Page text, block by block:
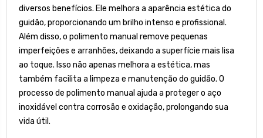
diversos benefícios. Ele melhora a aparência estética do
guidão, proporcionando um brilho intenso e profissional.
Além disso, o polimento manual remove pequenas
imperfeições e arranhões, deixando a superfície mais lisa
ao toque. Isso não apenas melhora a estética, mas
também facilita a limpeza e manutenção do guidão. O
processo de polimento manual ajuda a proteger o aço
inoxidável contra corrosão e oxidação, prolongando sua
vida útil.